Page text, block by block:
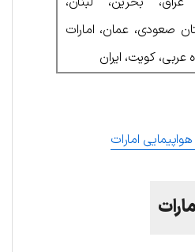
صعودی، عمان، امارات
کویت، ایران
امارات